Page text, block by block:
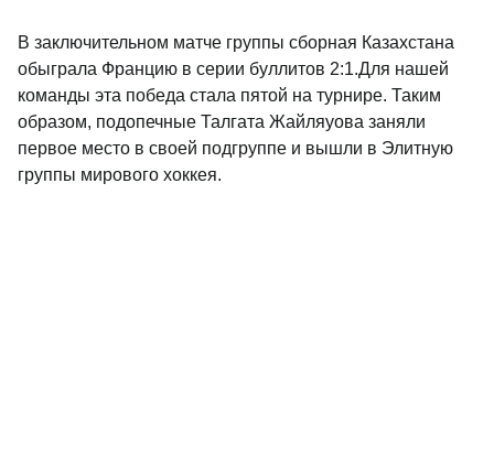
В заключительном матче группы сборная Казахстана
обыграла Францию в серии буллитов 2:1.Для нашей
команды эта победа стала пятой на турнире. Таким
образом, подопечные Талгата Жайляуова заняли
первое место в своей подгруппе и вышли в Элитную
группы мирового хоккея.